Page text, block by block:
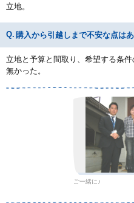
立地。
購入から引越しまで不安な点は
立地と予算と間取り、希望する条
無かった。
ご一緒に♪